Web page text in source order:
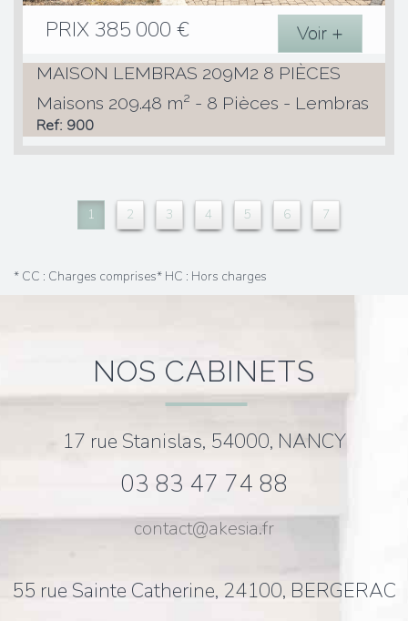
PRIX 385 000 € Voir +
MAISON LEMBRAS 209M2 8 PIÈCES
Maisons 209.48 m² - 8 Pièces - Lembras
Ref: 900
1 2 3 4 5 6 7
* CC : Charges comprises* HC : Hors charges
NOS CABINETS
17 rue Stanislas, 54000, NANCY
03 83 47 74 88
contact@akesia.fr
55 rue Sainte Catherine, 24100, BERGERAC